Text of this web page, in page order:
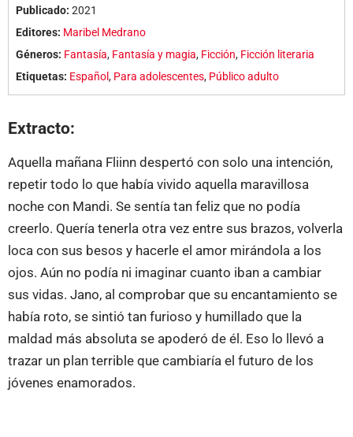
Publicado: 2021
Editores: Maribel Medrano
Géneros: Fantasía, Fantasía y magia, Ficción, Ficción literaria
Etiquetas: Español, Para adolescentes, Público adulto
Extracto:
Aquella mañana Fliinn despertó con solo una intención,
repetir todo lo que había vivido aquella maravillosa
noche con Mandi. Se sentía tan feliz que no podía
creerlo. Quería tenerla otra vez entre sus brazos, volverla
loca con sus besos y hacerle el amor mirándola a los
ojos. Aún no podía ni imaginar cuanto iban a cambiar
sus vidas. Jano, al comprobar que su encantamiento se
había roto, se sintió tan furioso y humillado que la
maldad más absoluta se apoderó de él. Eso lo llevó a
trazar un plan terrible que cambiaría el futuro de los
jóvenes enamorados.